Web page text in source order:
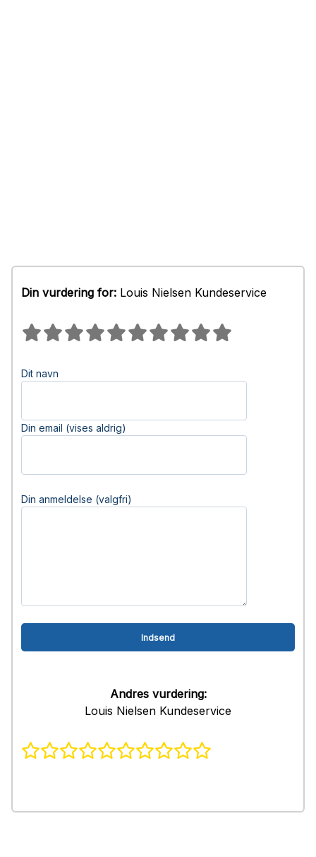
Din vurdering for: Louis Nielsen Kundeservice
Dit navn
Din email (vises aldrig)
Din anmeldelse (valgfri)
Andres vurdering:
Louis Nielsen Kundeservice